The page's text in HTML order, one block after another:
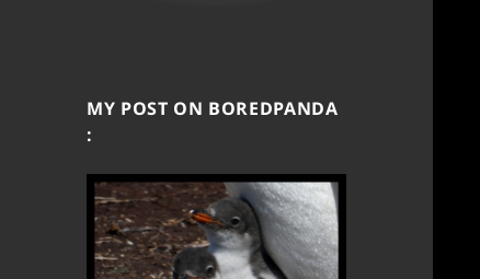
MY POST ON BOREDPANDA
: